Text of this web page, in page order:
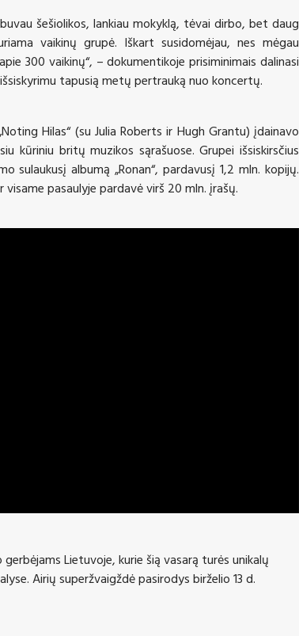
buvau šešiolikos, lankiau mokyklą, tėvai dirbo, bet daug
vaikinų grupė. Iškart susidomėjau, nesmėgau
300 vaikinų“, – dokumentikoje prisiminimais dalinasi
tapusią metų pertrauką nuo koncertų.
Hilas“ (su Julia Roberts ir Hugh Grantu) įdainavo
kūriniu britų muzikos sąrašuose. Grupei išsiskirsčius
sulaukusį albumą „Ronan“, pardavusį1,2 mln.kopijų.
visame pasaulyje pardavė virš 20 mln. įrašų.
Lietuvoje, kurie šią vasarą turės unikalų
Airių superžvaigždė pasirodys birželio 13 d.